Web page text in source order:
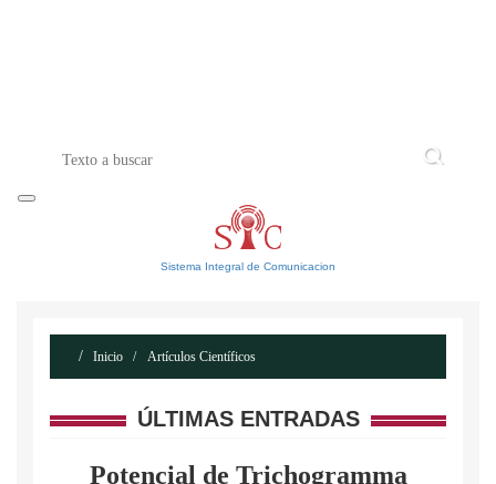
Sistema Integral de Comunicacion
Inicio Artículos Científicos
ÚLTIMAS ENTRADAS
Potencial de Trichogramma